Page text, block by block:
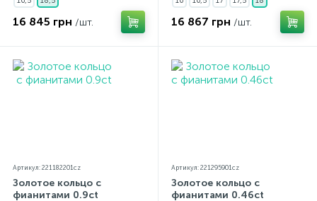
16 845 грн /шт. 16 867 грн /шт.
Артикул: 221182201cz
Золотое кольцо с
фианитами 0.9ct
Артикул: 221295901cz
Золотое кольцо с
фианитами 0.46ct